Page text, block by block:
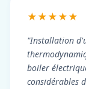
★★★★★
"Installation
boiler
considérables